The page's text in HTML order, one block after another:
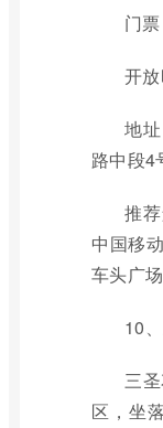
门
开
地
路中段4
推
中国移
车头广
10
三
区，坐